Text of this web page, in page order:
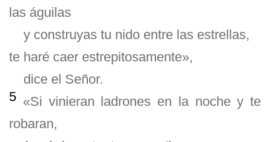
las águilas
y construyas tu nido entre las estrellas,
te haré caer estrepitosamente»,
dice el Señor.
5 «Si vinieran ladrones en la noche y te
robaran,